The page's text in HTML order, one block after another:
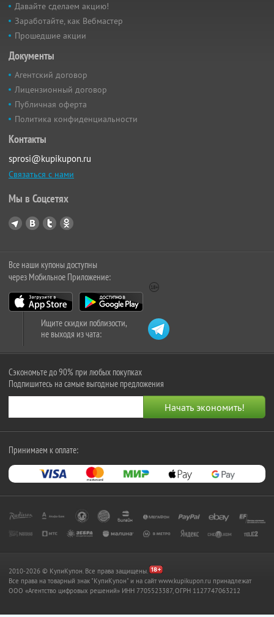
Давайте сделаем акцию!
Заработайте, как Вебмастер
Прошедшие акции
Документы
Агентский договор
Лицензионный договор
Публичная оферта
Политика конфиденциальности
Контакты
sprosi@kupikupon.ru
Связаться с нами
Мы в Соцсетях
Все наши купоны доступны
через Мобильное Приложение:
Ищите скидки поблизости,
не выходя из чата:
Сэкономьте до 90% при любых покупках
Подпишитесь на самые выгодные предложения
Принимаем к оплате:
2010-2026 © КупиКупон. Все права защищены.
Все права на товарный знак "КупиКупон" и на сайт www.kupikupon.ru принадлежат
OOO «Агентство цифровых решений» ИНН 7705523387, ОГРН 1127747063212